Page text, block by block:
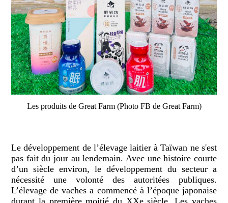
Les produits de Great Farm (Photo FB de Great Farm)
Le développement de l’élevage laitier à Taïwan ne s'est
pas fait du jour au lendemain. Avec une histoire courte
d’un siècle environ, le développement du secteur a
nécessité une volonté des autoritées publiques.
L’élevage de vaches a commencé à l’époque japonaise